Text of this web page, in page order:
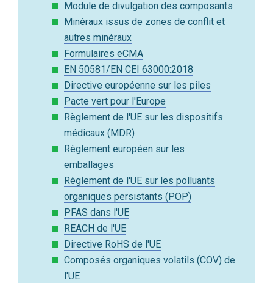
Module de divulgation des composants
Minéraux issus de zones de conflit et
autres minéraux
Formulaires eCMA
EN 50581/EN CEI 63000:2018
Directive européenne sur les piles
Pacte vert pour l'Europe
Règlement de l'UE sur les dispositifs
médicaux (MDR)
Règlement européen sur les
emballages
Règlement de l'UE sur les polluants
organiques persistants (POP)
PFAS dans l'UE
REACH de l'UE
Directive RoHS de l'UE
Composés organiques volatils (COV) de
l'UE